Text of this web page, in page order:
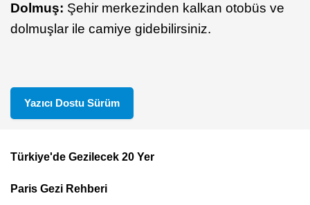
Dolmuş: Şehir merkezinden kalkan otobüs ve
dolmuşlar ile camiye gidebilirsiniz.
Yazıcı Dostu Sürüm
Top
Türkiye'de Gezilecek 20 Yer
Paris Gezi Rehberi